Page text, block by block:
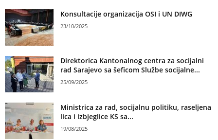
Konsultacije organizacija OSI i UN DIWG
23/10/2025
Direktorica Kantonalnog centra za socijalni
rad Sarajevo sa šeficom Službe socijalne...
25/09/2025
Ministrica za rad, socijalnu politiku, raseljena
lica i izbjeglice KS sa...
19/08/2025